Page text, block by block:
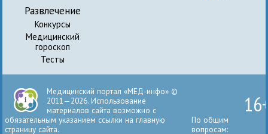
Развлечение
Конкурсы
Медицинский
гороскоп
Тесты
Медицинский портал «МЕД-инфо» ©
2011—2026. Использование
материалов сайта возможно с
обязательным указанием ссылки на главную
страницу сайта.
По общим
вопросам: